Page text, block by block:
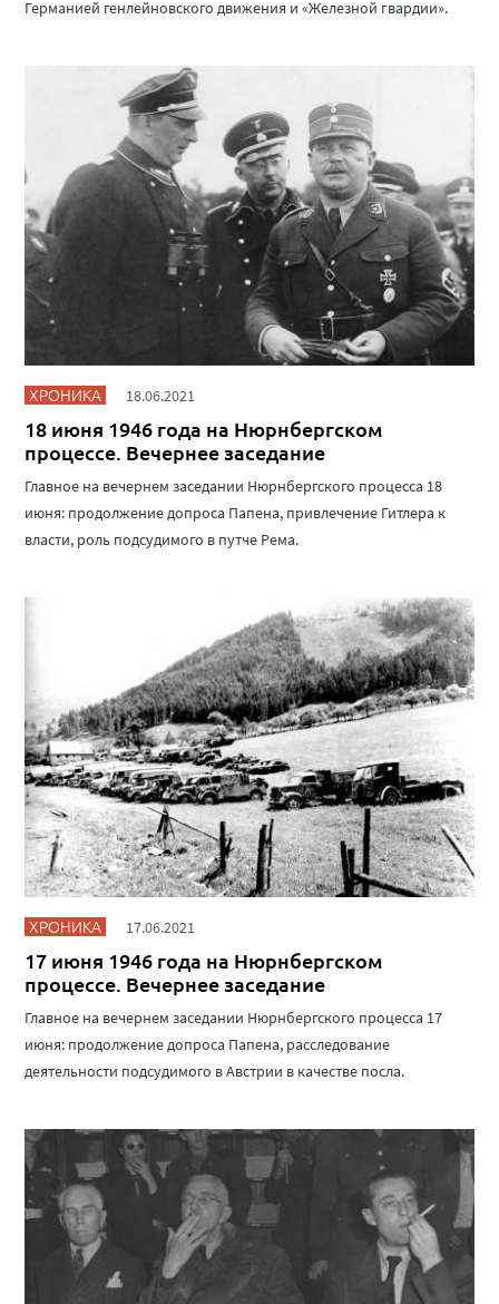
Германией генлейновского движения и «Железной гвардии».
ХРОНИКА 18.06.2021
18 июня 1946 года на Нюрнбергском
процессе. Вечернее заседание
Главное на вечернем заседании Нюрнбергского процесса 18
июня: продолжение допроса Папена, привлечение Гитлера к
власти, роль подсудимого в путче Рема.
ХРОНИКА 17.06.2021
17 июня 1946 года на Нюрнбергском
процессе. Вечернее заседание
Главное на вечернем заседании Нюрнбергского процесса 17
июня: продолжение допроса Папена, расследование
деятельности подсудимого в Австрии в качестве посла.